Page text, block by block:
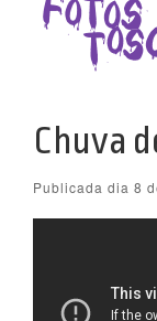
Chuva
Publicada dia 8